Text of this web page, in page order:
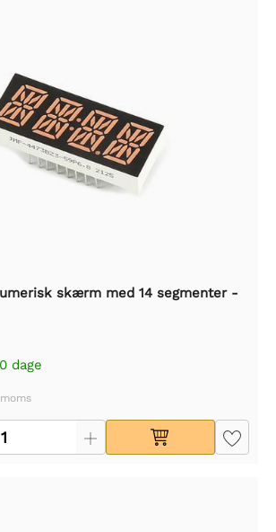
skærm med 14 segmenter -
dage